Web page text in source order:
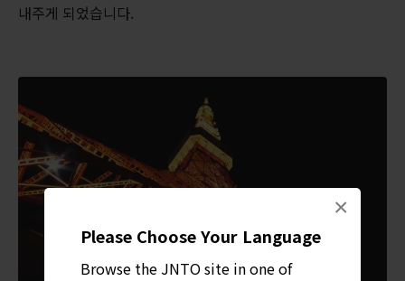
Please Choose Your Language
Browse the JNTO site in one of
×
내주게 되었습니다.